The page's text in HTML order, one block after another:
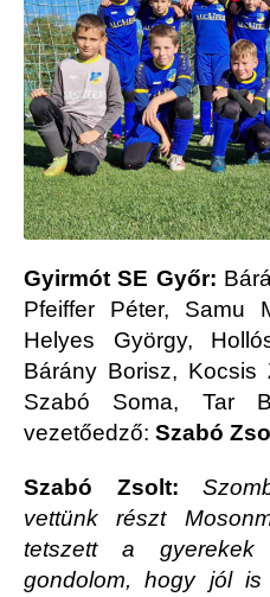
Gyirmót SE Győr:
Pfeiffer Péter, Samu
Helyes György,
Bárány Borisz, Kocsis
Szabó Soma, Tar
vezetőedző: Szabó
Szabó Zsolt:
vettünk részt
tetszett a
gondolom, hogy jól